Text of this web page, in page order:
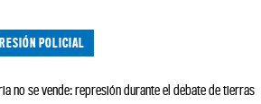
POLICIAL
no se vende: represión durante el debate de tierras